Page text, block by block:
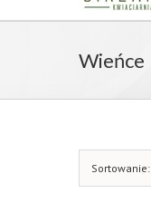
Wieńce
Sortowanie: